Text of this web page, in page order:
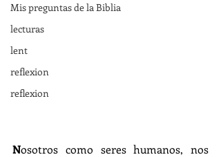
Mis preguntas de la Biblia
lecturas
lent
reflexion
reflexion
Nosotros como seres humanos, nos